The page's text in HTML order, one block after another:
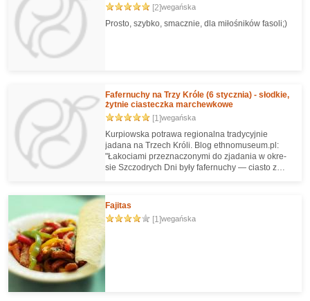
[2]wegańska
Prosto, szybko, smacznie, dla miłośników fasoli;)
Fafernuchy na Trzy Króle (6 stycznia) - słodkie,
żytnie ciasteczka marchewkowe
[1]wegańska
Kurpiowska potrawa regionalna tradycyjnie
jadana na Trzech Króli. Blog ethnomuseum.pl:
"Łako­ciami prze­zna­czo­nymi do zja­da­nia w okre­
sie Szczo­drych Dni były fafer­nu­chy — cia­sto z
poma­rań­czo­wej barwie."
Fajitas
[1]wegańska